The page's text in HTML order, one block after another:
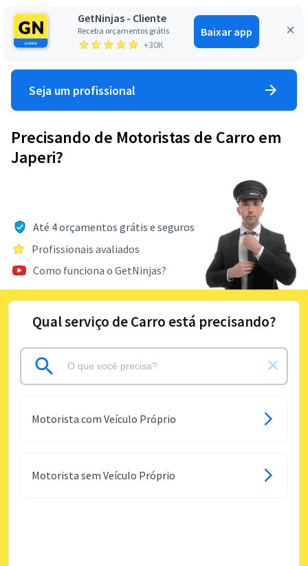
GetNinjas - Cliente
Receba orçamentos grátis
+30K
Baixar app
Entrar
Seja um profissional
Precisando de Motoristas de Carro em
Japeri?
Até 4 orçamentos grátis e seguros
Profissionais avaliados
Como funciona o GetNinjas?
Qual serviço de Carro está precisando?
Motorista com Veículo Próprio
Motorista sem Veículo Próprio